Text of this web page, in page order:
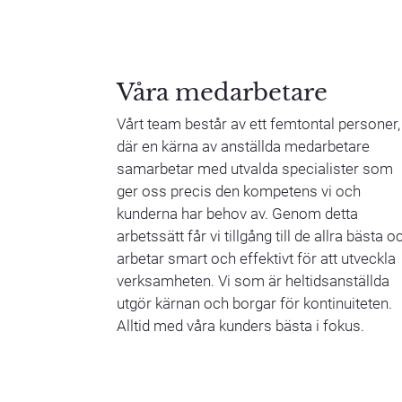
Våra medarbetare
Vårt team består av ett femtontal personer,
där en kärna av anställda medarbetare
samarbetar med utvalda specialister som
ger oss precis den kompetens vi och
kunderna har behov av. Genom detta
arbetssätt får vi tillgång till de allra bästa
arbetar smart och effektivt för att utveckla
verksamheten. Vi som är heltidsanställda
utgör kärnan och borgar för kontinuiteten.
Alltid med våra kunders bästa i fokus.